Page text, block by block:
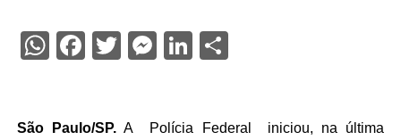
WhatsApp
Facebook
Twitter
Messenger
LinkedIn
Share
São Paulo/SP.A Polícia Federal iniciou, na última